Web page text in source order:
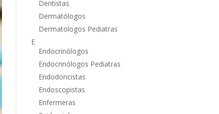
Dentistas
Dermatólogos
Dermatologos Pediatras
E
Endocrinólogos
Endocrinólogos Pediatras
Endodoncistas
Endoscopistas
Enfermeras